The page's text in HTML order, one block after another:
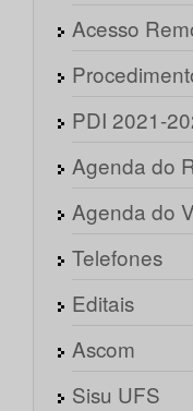
Acesso
PDI 2021-
Agenda do
Agenda do
Telefones
Editais
Ascom
Sisu UFS